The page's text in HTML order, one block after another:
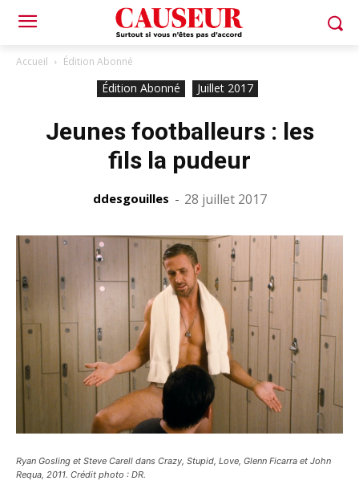
Accueil Édition Abonné
Édition Abonné Juillet 2017
Jeunes footballeurs : les
fils la pudeur
ddesgouilles - 28 juillet 2017
Ryan Gosling et Steve Carell dans Crazy, Stupid, Love, Glenn Ficarra et John
Requa, 2011. Crédit photo : DR.